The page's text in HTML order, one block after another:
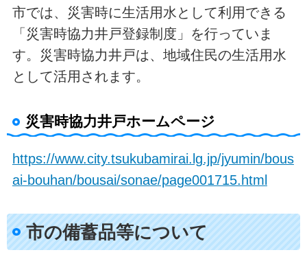
市では、災害時に生活用水として利用できる
「災害時協力井戸登録制度」を行っていま
す。災害時協力井戸は、地域住民の生活用水
として活用されます。
災害時協力井戸ホームページ
https://www.city.tsukubamirai.lg.jp/jyumin/bous
ai-bouhan/bousai/sonae/page001715.html
市の備蓄品等について